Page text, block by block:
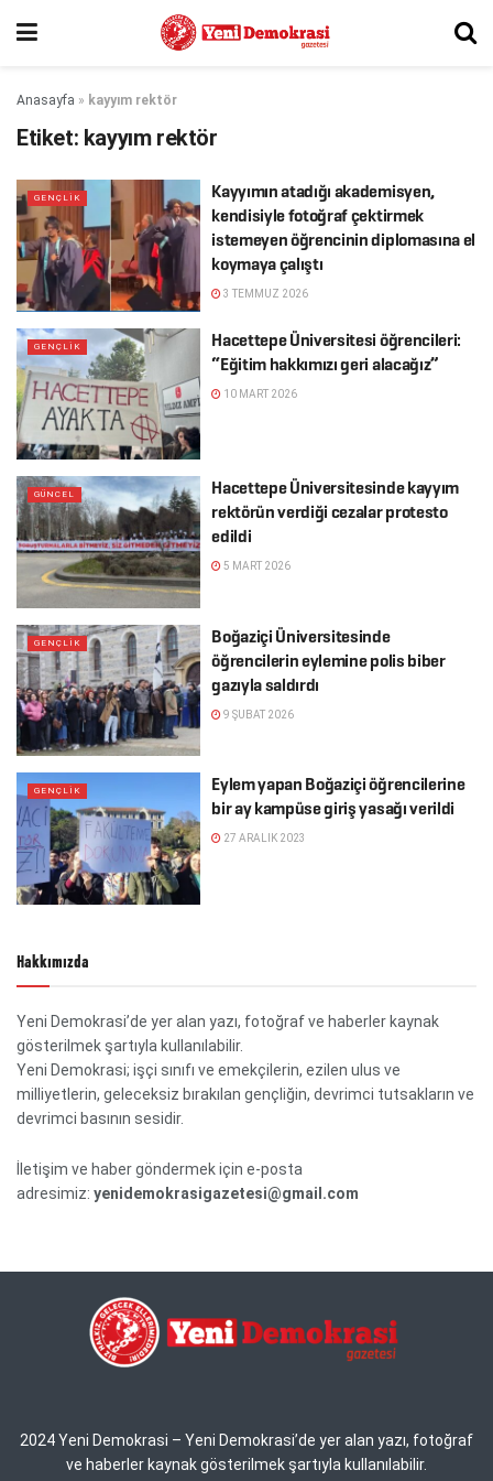
Anasayfa » kayyım rektör
Etiket: kayyım rektör
GENÇLIK
Kayyımın atadığı akademisyen,
kendisiyle fotoğraf çektirmek
istemeyen öğrencinin diplomasına el
koymaya çalıştı
3 TEMMUZ 2026
GENÇLIK
Hacettepe Üniversitesi öğrencileri:
“Eğitim hakkımızı geri alacağız”
10 MART 2026
GÜNCEL
Hacettepe Üniversitesinde kayyım
rektörün verdiği cezalar protesto
edildi
5 MART 2026
GENÇLIK
Boğaziçi Üniversitesinde
öğrencilerin eylemine polis biber
gazıyla saldırdı
9 ŞUBAT 2026
GENÇLIK
Eylem yapan Boğaziçi öğrencilerine
bir ay kampüse giriş yasağı verildi
27 ARALIK 2023
Hakkımızda
Yeni Demokrasi’de yer alan yazı, fotoğraf ve haberler kaynak
gösterilmek şartıyla kullanılabilir.
Yeni Demokrasi; işçi sınıfı ve emekçilerin, ezilen ulus ve
milliyetlerin, geleceksiz bırakılan gençliğin, devrimci tutsakların ve
devrimci basının sesidir.
İletişim ve haber göndermek için e-posta
adresimiz: yenidemokrasigazetesi@gmail.com
2024 Yeni Demokrasi – Yeni Demokrasi’de yer alan yazı, fotoğraf
ve haberler kaynak gösterilmek şartıyla kullanılabilir.